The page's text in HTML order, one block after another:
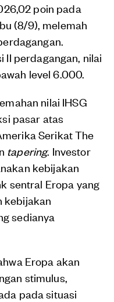
poin pada
(8/9), melemah
II perdagangan, nilai
level 6.000.
nilai IHSG
pasar atas
Serikat The
tapering. Investor
kebijakan
sentral Eropa yang
kebijakan
sedianya
Eropa akan
stimulus,
pada situasi